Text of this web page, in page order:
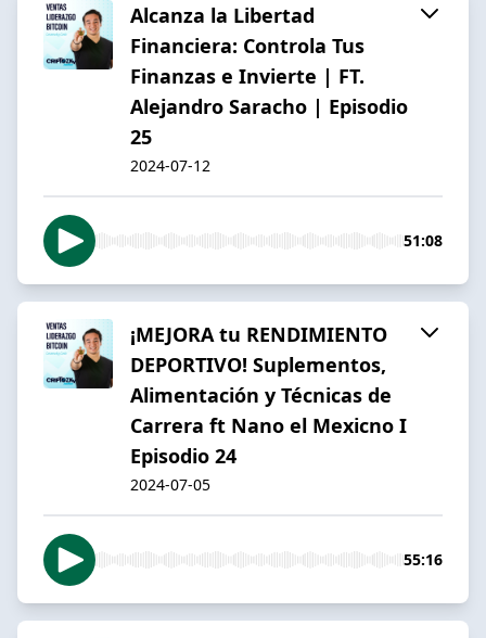
Alcanza la Libertad
Financiera: Controla Tus
Finanzas e Invierte | FT.
Alejandro Saracho | Episodio
25
2024-07-12
51:08
¡MEJORA tu RENDIMIENTO
DEPORTIVO! Suplementos,
Alimentación y Técnicas de
Carrera ft Nano el Mexicno I
Episodio 24
2024-07-05
55:16